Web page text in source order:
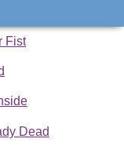
Fist
Dead